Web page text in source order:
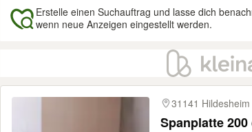
Erstelle einen Suchauftrag und lasse dich
wenn neue Anzeigen eingestellt werden.
Ergebnisse
31141 Hildesheim
Spanplatte